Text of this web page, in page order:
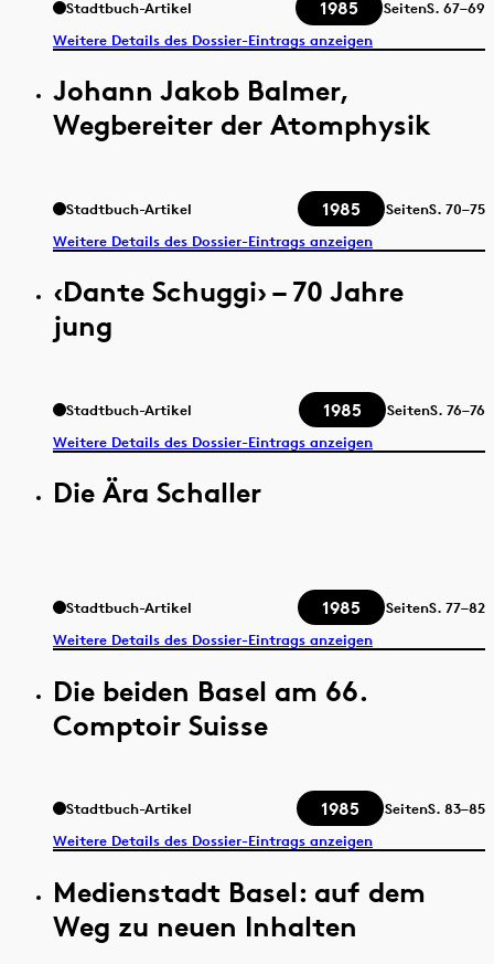
Stadtbuch-Artikel 1985 SeitenS. 67–69
Weitere Details des Dossier-Eintrags anzeigen
Johann Jakob Balmer,
Wegbereiter der Atomphysik
Stadtbuch-Artikel 1985 SeitenS. 70–75
Weitere Details des Dossier-Eintrags anzeigen
‹Dante Schuggi› – 70 Jahre
jung
Stadtbuch-Artikel 1985 SeitenS. 76–76
Weitere Details des Dossier-Eintrags anzeigen
Die Ära Schaller
Stadtbuch-Artikel 1985 SeitenS. 77–82
Weitere Details des Dossier-Eintrags anzeigen
Die beiden Basel am 66.
Comptoir Suisse
Stadtbuch-Artikel 1985 SeitenS. 83–85
Weitere Details des Dossier-Eintrags anzeigen
Medienstadt Basel: auf dem
Weg zu neuen Inhalten